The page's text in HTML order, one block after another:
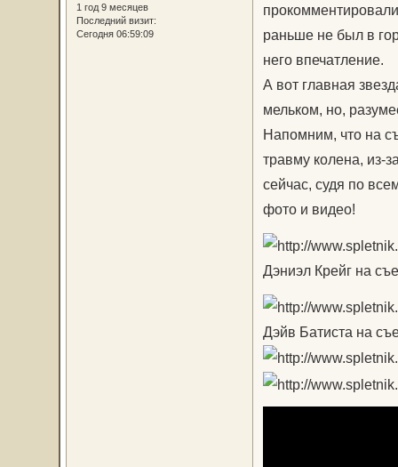
1 год 9 месяцев
Последний визит:
Сегодня 06:59:09
раньше не был в
него впечатление.
А вот главная
мельком, но,
Напомним, что на
травму колена, из-
сейчас, судя по
фото и видео!
Дэниэл Крейг на
Дэйв Батиста на